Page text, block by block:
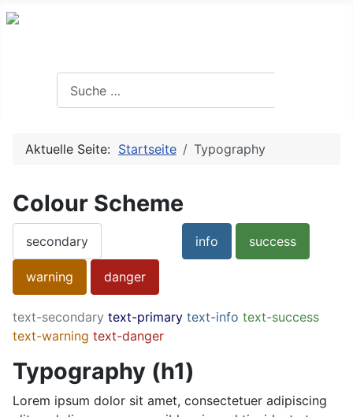
Aktuelle Seite: Startseite Typography
Colour Scheme
secondary info success
warning danger
text-secondary text-primary text-info text-success
text-warning text-danger
Typography (h1)
Lorem ipsum dolor sit amet, consectetuer adipiscing